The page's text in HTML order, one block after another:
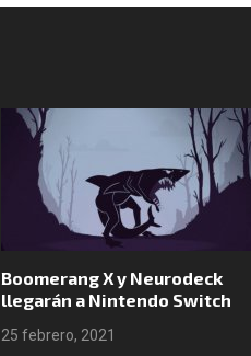
Boomerang X y Neurodeck
llegarán a Nintendo Switch
25 febrero, 2021